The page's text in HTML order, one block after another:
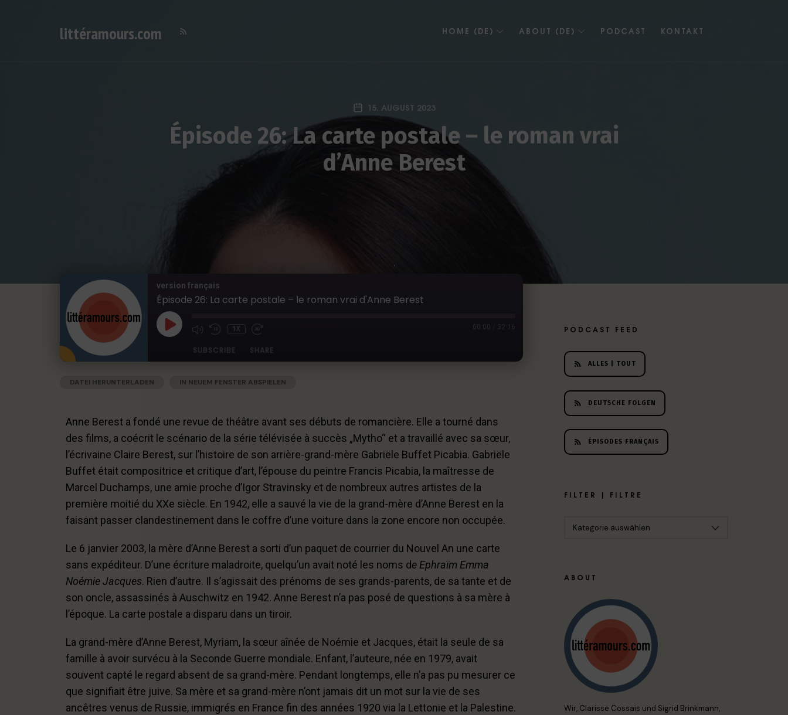
littéramours.com HOME (DE) ABOUT (DE) PODCAST KONTAKT
15. AUGUST 2023
Épisode 26: La carte postale – le roman vrai
d’Anne Berest
version français
Épisode 26: La carte postale – le roman vrai d'Anne Berest
1X 00:00 32:16
SUBSCRIBE SHARE
Apple Podcasts Deezer
RSS FEED
SHARE
EMBED
DATEI HERUNTERLADEN IN NEUEM FENSTER ABSPIELEN
Anne Berest a fondé une revue de théâtre avant ses débuts de romancière. Elle a tourné dans
des films, a coécrit le scénario de la série télévisée à succès „Mytho“ et a travaillé avec sa sœur,
l’écrivaine Claire Berest, sur l’histoire de son arrière-grand-mère Gabriële Buffet Picabia. Gabriële
Buffet était compositrice et critique d’art, l’épouse du peintre Francis Picabia, la maîtresse de
Marcel Duchamps, une amie proche d’Igor Stravinsky et de nombreux autres artistes de la
première moitié du XXe siècle. En 1942, elle a sauvé la vie de la grand-mère d’Anne Berest en la
faisant passer clandestinement dans le coffre d’une voiture dans la zone encore non occupée.
Le 6 janvier 2003, la mère d’Anne Berest a sorti d’un paquet de courrier du Nouvel An une carte
sans expéditeur. D’une écriture maladroite, quelqu’un avait noté les noms de Ephraïm Emma
Noémie Jacques. Rien d’autre. Il s’agissait des prénoms de ses grands-parents, de sa tante et de
son oncle, assassinés à Auschwitz en 1942. Anne Berest n’a pas posé de questions à sa mère à
l’époque. La carte postale a disparu dans un tiroir.
La grand-mère d’Anne Berest, Myriam, la sœur aînée de Noémie et Jacques, était la seule de sa
famille à avoir survécu à la Seconde Guerre mondiale. Enfant, l’auteure, née en 1979, avait
souvent capté le regard absent de sa grand-mère. Pendant longtemps, elle n’a pas pu mesurer ce
que signifiait être juive. Sa mère et sa grand-mère n’ont jamais dit un mot sur la vie de ses
ancêtres venus de Russie, immigrés en France fin des années 1920 via la Lettonie et la Palestine.
PODCAST FEED
ALLES | TOUT
DEUTSCHE FOLGEN
ÉPISODES FRANÇAIS
FILTER | FILTRE
ABOUT
Wir, Clarisse Cossais und Sigrid Brinkmann,